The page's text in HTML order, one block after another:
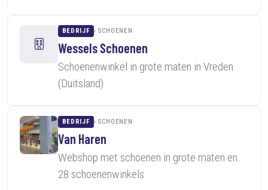
BEDRIJF SCHOENEN
Wessels Schoenen
Schoenenwinkel in grote maten in Vreden
(Duitsland)
BEDRIJF SCHOENEN
Van Haren
Webshop met schoenen in grote maten en
28 schoenenwinkels